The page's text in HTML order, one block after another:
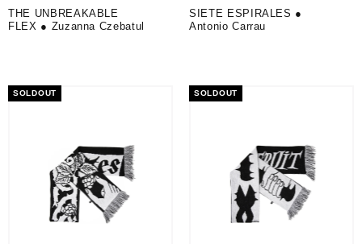
THE UNBREAKABLE
FLEX ● Zuzanna Czebatul
SIETE ESPIRALES ●
Antonio Carrau
SOLDOUT SOLDOUT